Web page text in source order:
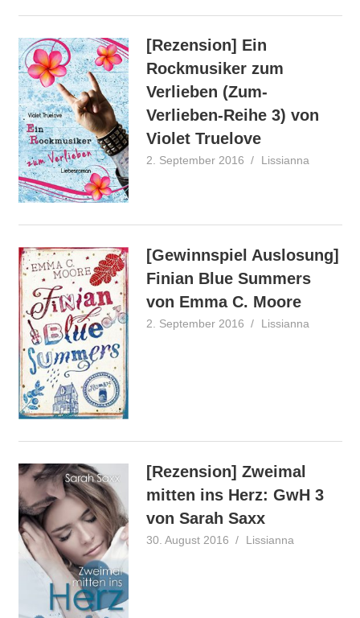
[Rezension] Ein
Rockmusiker zum
Verlieben (Zum-
Verlieben-Reihe 3) von
Violet Truelove
2. September 2016 Lissianna
[Gewinnspiel Auslosung]
Finian Blue Summers
von Emma C. Moore
2. September 2016 Lissianna
[Rezension] Zweimal
mitten ins Herz: GwH 3
von Sarah Saxx
30. August 2016 Lissianna